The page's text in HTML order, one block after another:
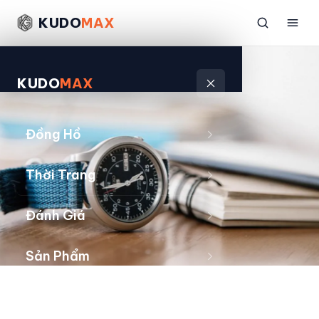
KUDOMAX
KUDOMAX
Đồng Hồ
Thời Trang
Đánh Giá
Sản Phẩm